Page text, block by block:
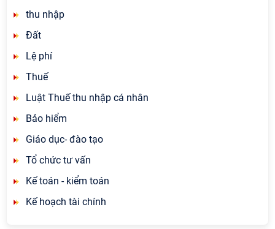
thu nhập
Đất
Lệ phí
Thuế
Luật Thuế thu nhập cá nhân
Bảo hiểm
Giáo dục- đào tạo
Tổ chức tư vấn
Kế toán - kiểm toán
Kế hoạch tài chính